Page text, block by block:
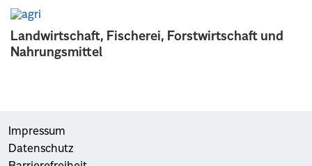
Landwirtschaft, Fischerei, Forstwirtschaft und
Nahrungsmittel
Impressum
Datenschutz